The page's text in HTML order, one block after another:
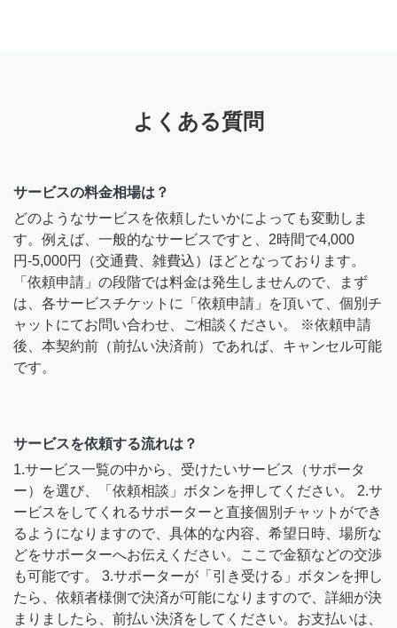
よくある質問
サービスの料金相場は？
どのようなサービスを依頼したいかによっても変動しま
す。例えば、一般的なサービスですと、2時間で4,000
円-5,000円（交通費、雑費込）ほどとなっております。
「依頼申請」の段階では料金は発生しませんので、まず
は、各サービスチケットに「依頼申請」を頂いて、個別チ
ャットにてお問い合わせ、ご相談ください。 ※依頼申請
後、本契約前（前払い決済前）であれば、キャンセル可能
です。
サービスを依頼する流れは？
1.サービス一覧の中から、受けたいサービス（サポータ
ー）を選び、「依頼相談」ボタンを押してください。 2.サ
ービスをしてくれるサポーターと直接個別チャットができ
るようになりますので、具体的な内容、希望日時、場所な
どをサポーターへお伝えください。ここで金額などの交渉
も可能です。 3.サポーターが「引き受ける」ボタンを押し
たら、依頼者様側で決済が可能になりますので、詳細が決
まりましたら、前払い決済をしてください。お支払いは、